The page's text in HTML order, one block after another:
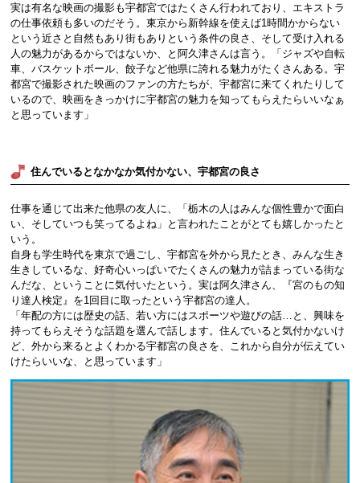
実は有名な映画の撮影も宇都宮ではたくさん行われており、エキストラ
の仕事依頼も多いのだそう。東京から新幹線を使えば1時間かからない
という近さと自然もあり街もありという条件の良さ、そして受け入れる
人の魅力があるからではないか、と阿久津さんは言う。「ジャズや自転
車、バスケットボール、餃子など他県に誇れる魅力がたくさんある。宇
都宮で撮影された映画のファンの方たちが、宇都宮に来てくれたりして
いるので、映画をきっかけに宇都宮の魅力を知ってもらえたらいいなぁ
と思っています」
住んでいるとなかなか気付かない、宇都宮の良さ
仕事を通じて出来た他県の友人に、「栃木の人はみんな個性豊かで面白
い、そしていつも笑ってるよね」と言われたことがとても嬉しかったと
いう。
自身も学生時代を東京で過ごし、宇都宮を外から見たとき、みんな生き
生きしているな、好奇心いっぱいでたくさんの魅力が詰まっている街な
んだな、ということに気付いたという。実は阿久津さん、『宮のもの知
り達人検定』を1回目に取ったという宇都宮の達人。
「年配の方には歴史の話、若い方にはスポーツや遊びの話…と、興味を
持ってもらえそうな話題を選んで話します。住んでいると気付かないけ
ど、外から来るとよくわかる宇都宮の良さを、これから自分が伝えてい
けたらいいな、と思っています」